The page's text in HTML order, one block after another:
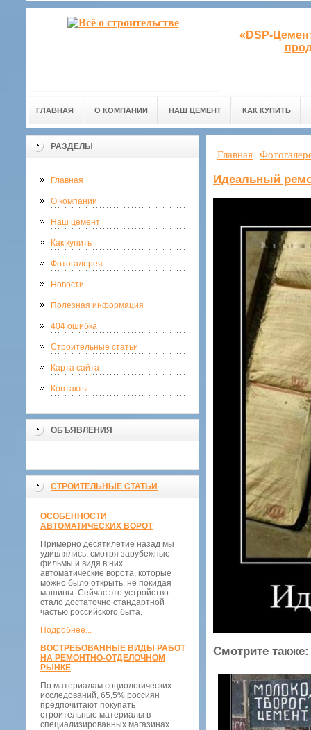
«DSP-
ГЛАВНАЯ О КОМПАНИИ НАШ ЦЕМЕНТ КАК КУПИТЬ
РАЗДЕЛЫ
Главная
О компании
Наш цемент
Как купить
Фотогалерея
Новости
Полезная информация
404 ошибка
Строительные статьи
Карта сайта
Контакты
ОБЪЯВЛЕНИЯ
СТРОИТЕЛЬНЫЕ СТАТЬИ
ОСОБЕННОСТИ
АВТОМАТИЧЕСКИХ ВОРОТ
Примерно десятилетие назад мы
удивлялись, смотря зарубежные
фильмы и видя в них
автоматические ворота, которые
можно было открыть, не покидая
машины. Сейчас это устройство
стало достаточно стандартной
частью российского быта.
Подробнее...
ВОСТРЕБОВАННЫЕ ВИДЫ РАБОТ
НА РЕМОНТНО-ОТДЕЛОЧНОМ
РЫНКЕ
По материалам социологических
исследований, 65,5% россиян
предпочитают покупать
строительные материалы в
специализированных магазинах.
Главная
Идеальный
Смотрите также: